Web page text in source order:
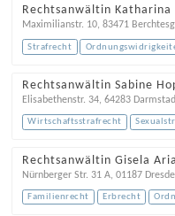
Rechtsanwältin Katharina
Maximilianstr. 10, 83471
Strafrecht
Rechtsanwältin Sabine
Elisabethenstr. 34, 64283
Wirtschaftsstrafrecht
Rechtsanwältin Gisela
Nürnberger Str. 31 A, 01187
Familienrecht Erbrecht